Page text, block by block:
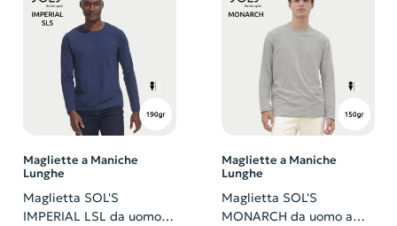
Magliette a Maniche
Lunghe
Maglietta SOL'S
IMPERIAL LSL da uomo a
Magliette a Maniche
Lunghe
Maglietta SOL'S
MONARCH da uomo a